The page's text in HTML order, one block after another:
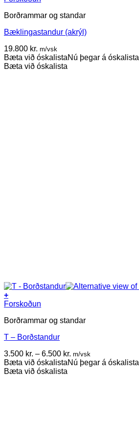
Borðrammar og standar
Bæklingastandur (akrýl)
19.800 kr. m/vsk
Bæta við óskalistaNú þegar á óskalista
Bæta við óskalista
+
This
has
variants.
options
may
be
Forskoðun
Borðrammar og standar
T – Borðstandur
3.500 kr. – 6.500 kr. Price
range:
m/vsk
Bæta við óskalistaNú þegar á óskalista
Bæta við óskalista